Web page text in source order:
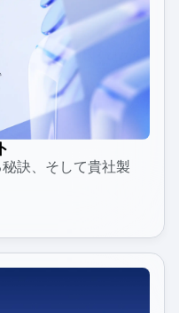
訣、そして貴社製